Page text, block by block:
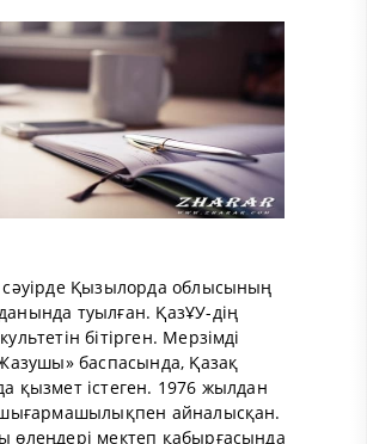
Қызылорда облысының
туылған. ҚазҰУ-дің
бітірген. Мерзімді
баспасында, Қазақ
қызмет істеген. 1976 жылдан
шығармашылықпен айналысқан.
өлеңдері мектеп қабырғасында